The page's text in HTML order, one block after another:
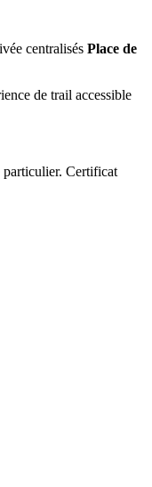
centralisés Place de
de trail accessible
particulier. Certificat